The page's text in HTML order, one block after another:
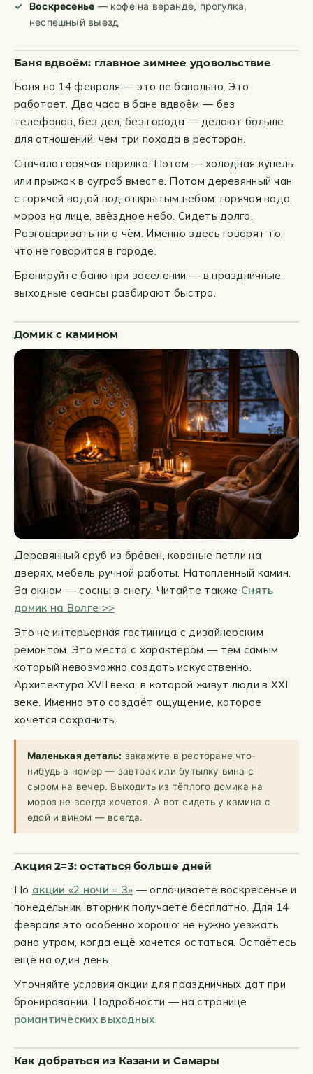
Воскресенье — кофе на веранде, прогулка,
неспешный выезд
Баня вдвоём: главное зимнее удовольствие
Баня на 14 февраля — это не банально. Это
работает. Два часа в бане вдвоём — без
телефонов, без дел, без города — делают больше
для отношений, чем три похода в ресторан.
Сначала горячая парилка. Потом — холодная купель
или прыжок в сугроб вместе. Потом деревянный чан
с горячей водой под открытым небом: горячая вода,
мороз на лице, звёздное небо. Сидеть долго.
Разговаривать ни о чём. Именно здесь говорят то,
что не говорится в городе.
Бронируйте баню при заселении — в праздничные
выходные сеансы разбирают быстро.
Домик с камином
Деревянный сруб из брёвен, кованые петли на
дверях, мебель ручной работы. Натопленный камин.
За окном — сосны в снегу. Читайте также Снять
домик на Волге >>
Это не интерьерная гостиница с дизайнерским
ремонтом. Это место с характером — тем самым,
который невозможно создать искусственно.
Архитектура XVII века, в которой живут люди в XXI
веке. Именно это создаёт ощущение, которое
хочется сохранить.
Маленькая деталь: закажите в ресторане что-
нибудь в номер — завтрак или бутылку вина с
сыром на вечер. Выходить из тёплого домика на
мороз не всегда хочется. А вот сидеть у камина с
едой и вином — всегда.
Акция 2=3: остаться больше дней
По акции «2 ночи = 3» — оплачиваете воскресенье и
понедельник, вторник получаете бесплатно. Для 14
февраля это особенно хорошо: не нужно уезжать
рано утром, когда ещё хочется остаться. Остаётесь
ещё на один день.
Уточняйте условия акции для праздничных дат при
бронировании. Подробности — на странице
романтических выходных.
Как добраться из Казани и Самары